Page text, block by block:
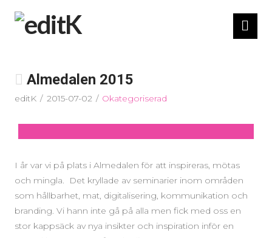
Almedalen 2015
editK 2015-07-02 Okategoriserad
I år var vi på plats i Almedalen för att inspireras, mötas
och mingla. Det kryllade av seminarier inom områden
som hållbarhet, mat, digitalisering, kommunikation och
branding. Vi hann inte gå på alla men fick med oss en
stor kappsäck av nya insikter och inspiration inför en